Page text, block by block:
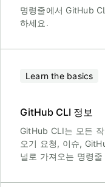
명령줄에서 GitHub
하세요.
Learn the basics
GitHub CLI 정보
GitHub CLI는 모든
오기 요청, 이슈,
널로 가져오는 명령